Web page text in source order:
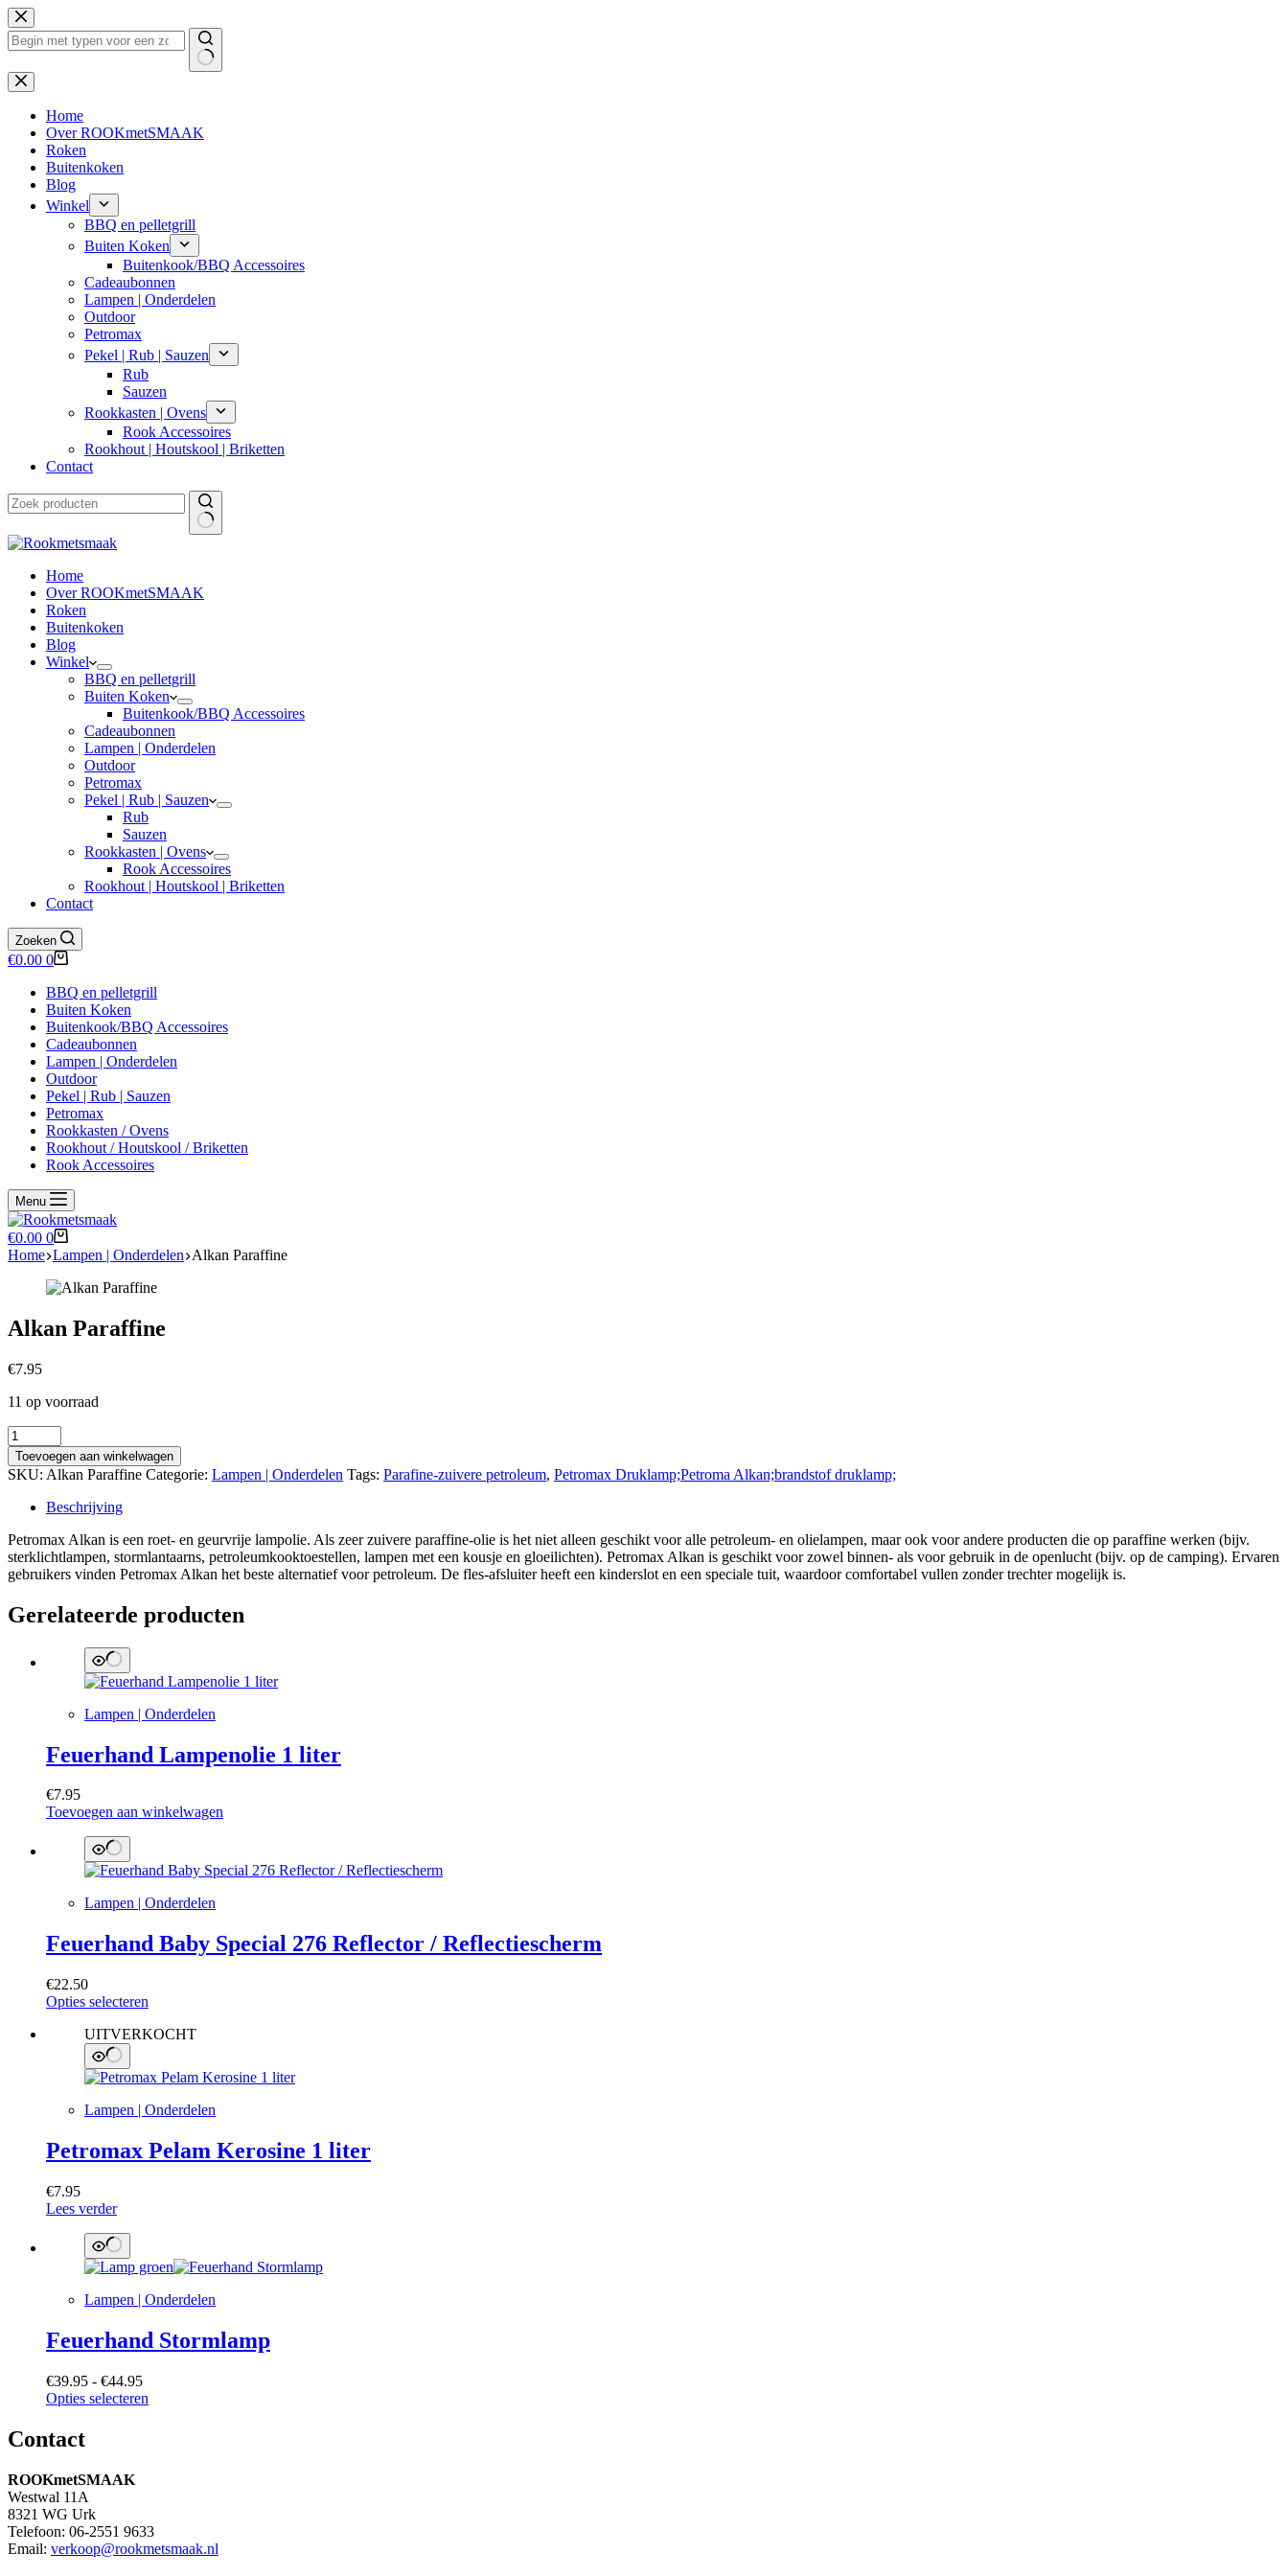
Ga
naar
de
Geen
resultaten
Home
Over ROOKmetSMAAK
Roken
Buitenkoken
Blog
Winkel
BBQ en pelletgrill
Buiten Koken
Buitenkook/BBQ Accessoires
Cadeaubonnen
Lampen | Onderdelen
Outdoor
Petromax
Pekel | Rub | Sauzen
Rub
Sauzen
Rookkasten | Ovens
Rook Accessoires
Rookhout | Houtskool | Briketten
Contact
Home
Over ROOKmetSMAAK
Roken
Buitenkoken
Blog
Winkel
BBQ en pelletgrill
Buiten Koken
Buitenkook/BBQ Accessoires
Cadeaubonnen
Lampen | Onderdelen
Outdoor
Petromax
Pekel | Rub | Sauzen
Rub
Sauzen
Rookkasten | Ovens
Rook Accessoires
Rookhout | Houtskool | Briketten
Contact
Zoeken
Winkelwagen
€0.00 0
BBQ en pelletgrill
Buiten Koken
Buitenkook/BBQ Accessoires
Cadeaubonnen
Lampen | Onderdelen
Outdoor
Pekel | Rub | Sauzen
Petromax
Rookkasten / Ovens
Rookhout / Houtskool / Briketten
Rook Accessoires
Menu
Winkelwagen
€0.00 0
Home Lampen | Onderdelen Alkan Paraffine
Alkan Paraffine
€7.95
11 op voorraad
Alkan
Paraffine
aantal
Toevoegen aan winkelwagen
SKU: Alkan Paraffine Categorie: Lampen | Onderdelen Tags: Parafine-zuivere petroleum, Petromax Druklamp;Petroma Alkan;brandstof druklamp;
Beschrijving
Petromax Alkan is een roet- en geurvrije lampolie. Als zeer zuivere paraffine-olie is het niet alleen geschikt voor alle petroleum- en olielampen, maar ook voor andere producten die op paraffine werken (bijv.
sterklichtlampen, stormlantaarns, petroleumkooktoestellen, lampen met een kousje en gloeilichten). Petromax Alkan is geschikt voor zowel binnen- als voor gebruik in de openlucht (bijv. op de camping). Ervaren
gebruikers vinden Petromax Alkan het beste alternatief voor petroleum. De fles-afsluiter heeft een kinderslot en een speciale tuit, waardoor comfortabel vullen zonder trechter mogelijk is.
Gerelateerde producten
Lampen | Onderdelen
Feuerhand Lampenolie 1 liter
€7.95
Toevoegen aan winkelwagen
Lampen | Onderdelen
Feuerhand Baby Special 276 Reflector / Reflectiescherm
€22.50
Opties selecteren
heeft
variaties.
Deze
optie
kan
gekozen
worden
UITVERKOCHT
Lampen | Onderdelen
Petromax Pelam Kerosine 1 liter
€7.95
Lees verder
Lampen | Onderdelen
Feuerhand Stormlamp
€39.95 - €44.95Prijsklasse:
€39.95
Opties selecteren
gekozen
worden
Contact
ROOKmetSMAAK
Westwal 11A
8321 WG Urk
Telefoon: 06-2551 9633
Email: verkoop@rookmetsmaak.nl